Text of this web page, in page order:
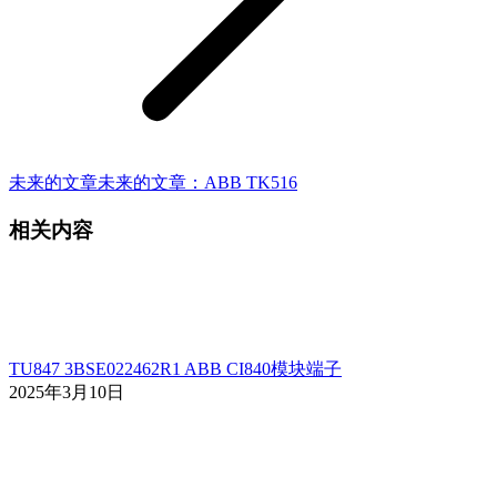
未来的文章未来的文章： ABB TK516
相关内容
TU847 3BSE022462R1 ABB CI840模块端子
2025年3月10日